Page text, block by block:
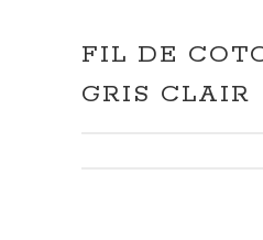
FIL DE
GRIS CLAIR